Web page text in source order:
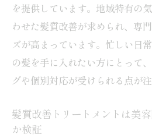
ポイント
美容院の口コミやレビ
方のコツ
トリートメントの種類別に
美容院で受けられる代
トの違い
を提供しています。地域特有の
わせた髪質改善が求められ、専
ズが高まっています。忙しい日
の髪を手に入れたい方にとって
グや個別対応が受けられる点が
髪質改善トリートメントは美
か検証